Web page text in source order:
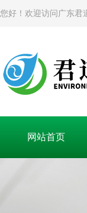
您好！欢迎访问广东君
网站首页